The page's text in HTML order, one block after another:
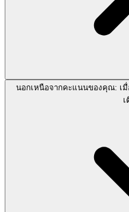
นอกเหนือจากคะแนนของคุณ: เมื่